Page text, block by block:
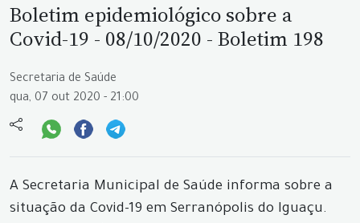
Boletim epidemiológico sobre a
Covid-19 - 08/10/2020 - Boletim 198
Secretaria de Saúde
qua, 07 out 2020 - 21:00
A Secretaria Municipal de Saúde informa sobre a
situação da Covid-19 em Serranópolis do Iguaçu.